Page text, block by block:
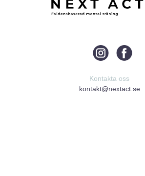
Kontakta oss
kontakt@nextact.se